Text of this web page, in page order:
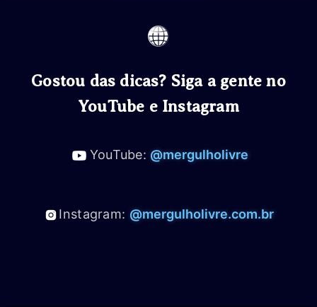
Gostou das dicas? Siga a gente no
YouTube e Instagram
YouTube: @mergulholivre
Instagram: @mergulholivre.com.br